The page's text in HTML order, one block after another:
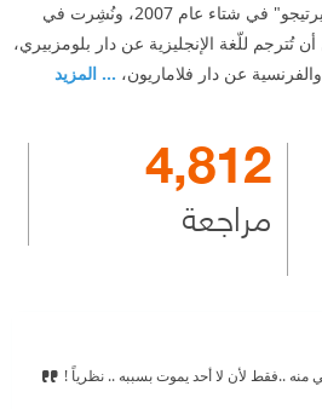
بدأ مراد كتابة روايته الأولي "فيرتيجو" في شتاء عام 2007، ونُشِرت في
تُترجم للّغة الإنجليزية عن دار بلومزبيري،
عن دار فلاماريون، ... المزيد
4,812
مراجعة
..فقط لأن لا أحد يموت بسببه .. نظرياً !